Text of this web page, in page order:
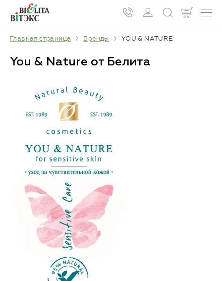
Главная страница Бренды YOU & NATURE
You & Nature от Белита